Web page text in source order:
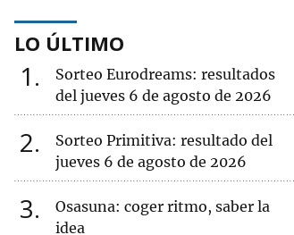
LO ÚLTIMO
1
Sorteo Eurodreams: resultados
del jueves 6 de agosto de 2026
2
Sorteo Primitiva: resultado del
jueves 6 de agosto de 2026
3
Osasuna: coger ritmo, saber la
idea